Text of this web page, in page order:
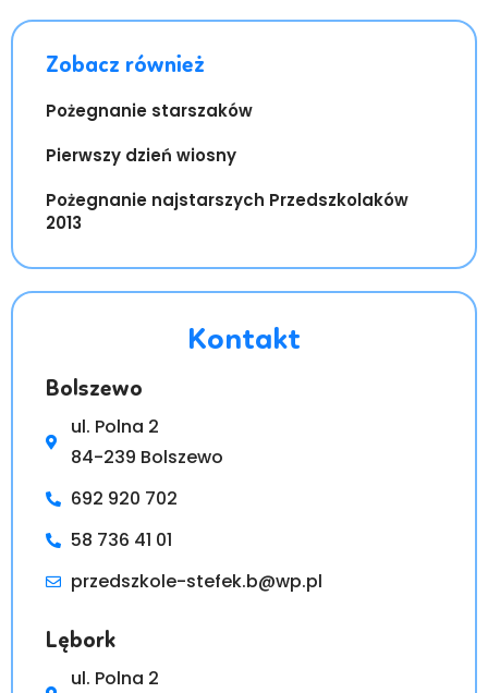
Zobacz również
Pożegnanie starszaków
Pierwszy dzień wiosny
Pożegnanie najstarszych Przedszkolaków
2013
Kontakt
Bolszewo
ul. Polna 2
84-239 Bolszewo
692 920 702
58 736 41 01
przedszkole-stefek.b@wp.pl
Lębork
ul. Polna 2